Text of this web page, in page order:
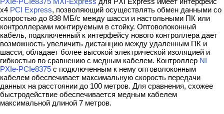
x4 PCI Express, позволяющий осуществлять обмен данными со
скоростью до 838 МБ/с между шасси и настольными ПК или
контроллерами монтируемым в стойку. Оптоволоконный
кабель, подключенный к интерфейсу нового контроллера дает
возможность увеличить дистанцию между удаленным ПК и
шасси, обладает более высокой электрической изоляцией и
гибкостью по сравнению с медным кабелем. Контроллер NI
PXIe-PCIe8375 с подключенным к нему оптоволоконным
кабелем обеспечивает максимальную скорость передачи
данных на расстоянии до 100 метров. Для сравнения, схожее
быстродействие обеспечивается медным кабелем
максимальной длиной 7 метров.